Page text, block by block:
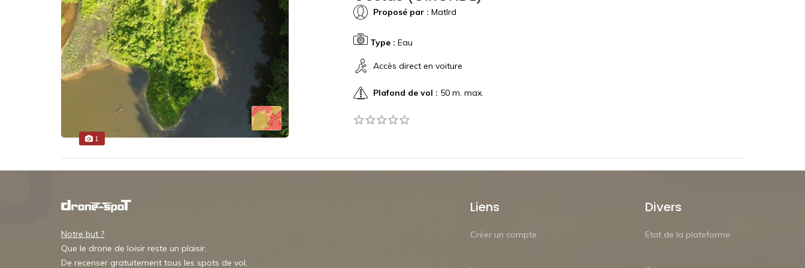
1
Proposé par : Matlrd
Type : Eau
Accès direct en voiture
Plafond de vol : 50 m. max.
Notre but ?
Que le drone de loisir reste un plaisir,
De recenser gratuitement tous les spots de vol,
Liens
Créer un compte
Divers
Etat de la plateforme